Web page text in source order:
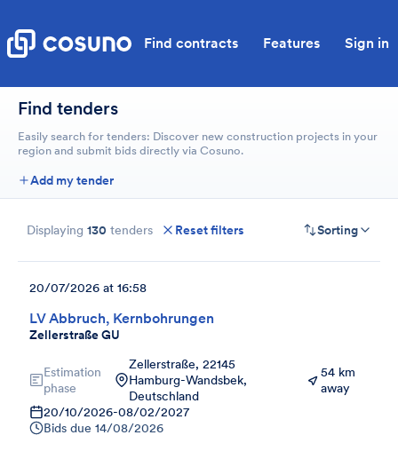
Find contracts Features Sign in
Find tenders
Easily search for tenders: Discover new construction projects in your
region and submit bids directly via Cosuno.
Add my tender
Displaying 130 tenders Reset filters Sorting
LV Abbruch, Kernbohrungen
Zellerstraße GU
20/07/2026 at 16:58
Estimation
phase
Zellerstraße, 22145
Hamburg-Wandsbek,
Deutschland
54 km
away
20/10/2026-08/02/2027
Bids due 14/08/2026